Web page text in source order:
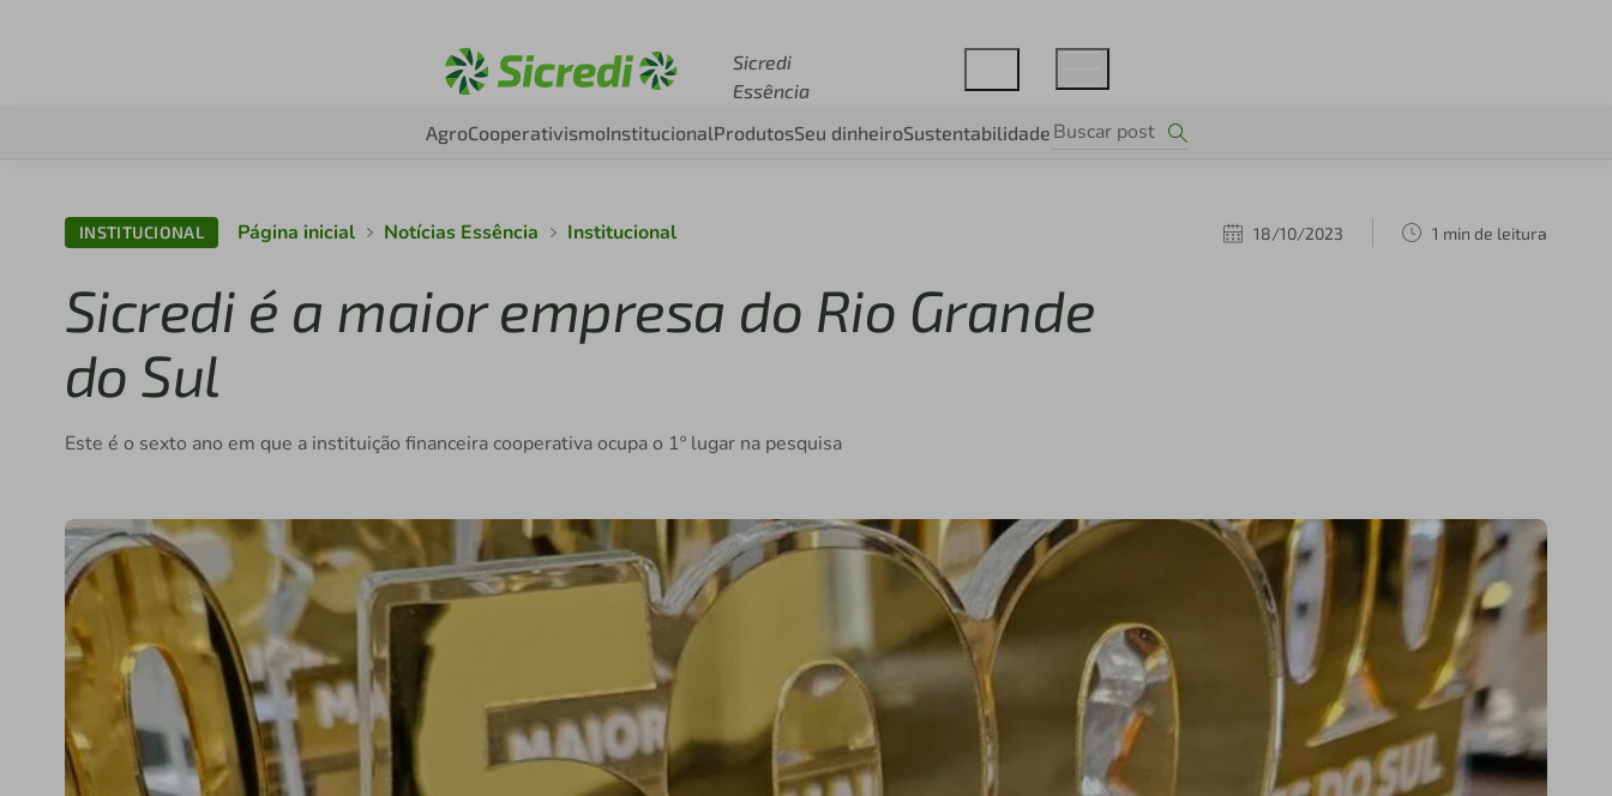
Sicredi
Essência
AgroCooperativismoInstitucionalProdutosSeu dinheiroSustentabilidade
INSTITUCIONAL Página inicial Notícias Essência Institucional 18/10/2023 1 min de leitura
Sicredi é a maior empresa do Rio Grande
do Sul
Este é o sexto ano em que a instituição financeira cooperativa ocupa o 1º lugar na pesquisa